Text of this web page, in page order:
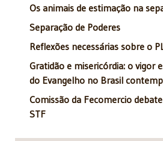
Os animais de estimação na
Separação de Poderes
Reflexões necessárias sobre o
Gratidão e misericórdia: o vigor
do Evangelho no Brasil
Comissão da Fecomercio
STF